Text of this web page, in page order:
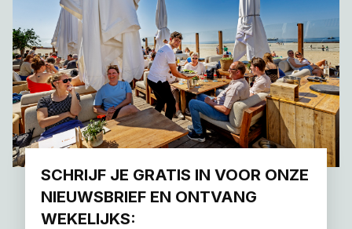
SCHRIJF JE GRATIS IN VOOR ONZE
NIEUWSBRIEF EN ONTVANG
WEKELIJKS: